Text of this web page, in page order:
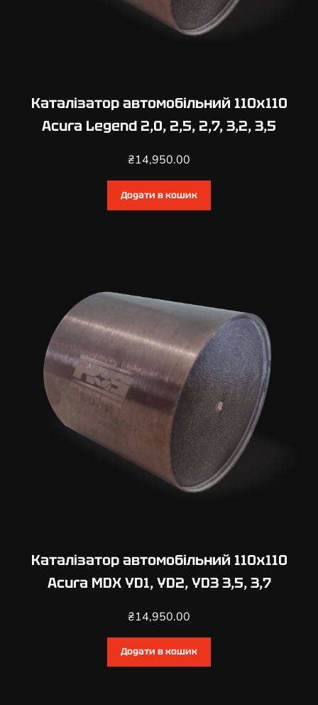
Каталізатор автомобільний 110х110
Acura Legend 2,0, 2,5, 2,7, 3,2, 3,5
₴14,950.00
Додати в кошик
Каталізатор автомобільний 110х110
Acura MDX YD1, YD2, YD3 3,5, 3,7
₴14,950.00
Додати в кошик